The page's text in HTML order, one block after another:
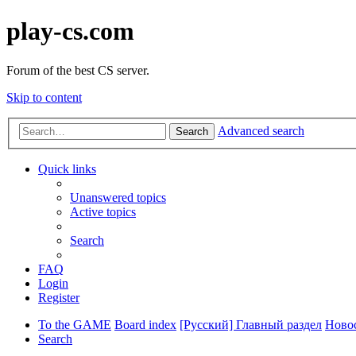
play-cs.com
Forum of the best CS server.
Skip to content
Search Advanced search
Quick links
Unanswered topics
Active topics
Search
FAQ
Login
Register
To the GAME Board index [Русский] Главный раздел
Search